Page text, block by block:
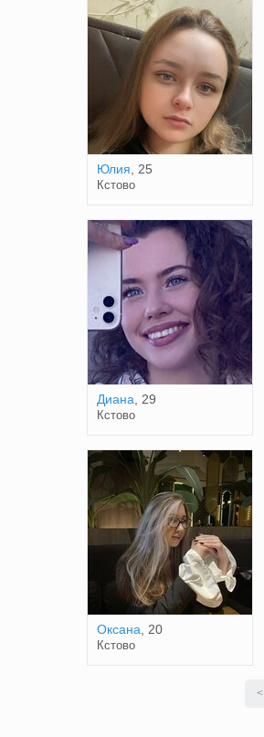
Юлия , 25
Кстово
Диана , 29
Кстово
Оксана , 20
Кстово